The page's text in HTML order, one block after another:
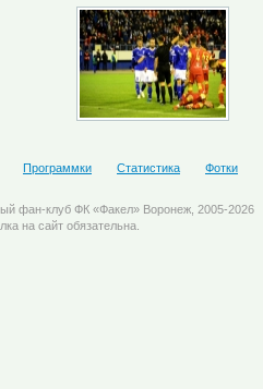
Программки Статистика Фотки
фан-клуб ФК «Факел» Воронеж, 2005-2026
на сайт обязательна.